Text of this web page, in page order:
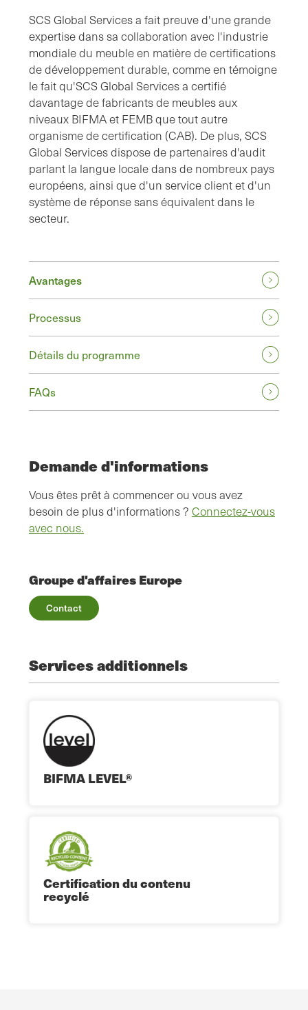
SCS Global Services a fait preuve d'une grande
expertise dans sa collaboration avec l'industrie
mondiale du meuble en matière de certifications
de développement durable, comme en témoigne
le fait qu'SCS Global Services a certifié
davantage de fabricants de meubles aux
niveaux BIFMA et FEMB que tout autre
organisme de certification (CAB). De plus, SCS
Global Services dispose de partenaires d'audit
parlant la langue locale dans de nombreux pays
européens, ainsi que d'un service client et d'un
système de réponse sans équivalent dans le
secteur.
Avantages
Processus
Détails du programme
FAQs
Demande d'informations
Vous êtes prêt à commencer ou vous avez
besoin de plus d'informations ? Connectez-vous
avec nous.
Groupe d'affaires Europe
Contact
Services additionnels
BIFMA LEVEL®
Certification du contenu
recyclé